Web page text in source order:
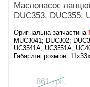
Маслонасос
DUC353, DUC355,
Оригінальна запчастина
MUC3041; DUC302;
UC3541A; UC3551A;
Габаритні розміри:
861 грн.